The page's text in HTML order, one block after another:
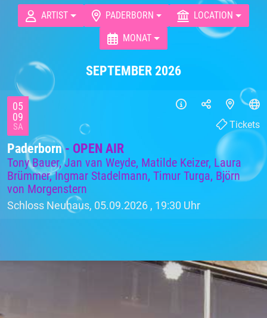
ARTIST PADERBORN
LOCATION
MONAT
SEPTEMBER 2026
05
09
SA
Paderborn - OPEN AIR
Tony Bauer, Jan van Weyde, Matilde Keizer, Laura
Brümmer, Ingmar Stadelmann, Timur Turga, Björn
von Morgenstern
Schloss Neuhaus, 05.09.2026 , 19:30 Uhr
Tickets